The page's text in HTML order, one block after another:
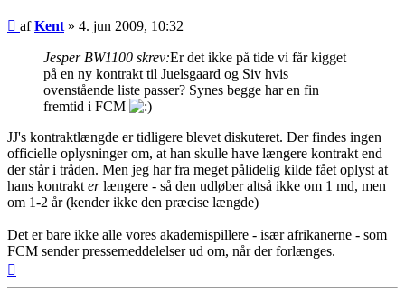
Indlæg
afKent » 4. jun 2009, 10:32
Jesper BW1100 skrev:Er det ikke på tide vi får kigget
på en ny kontrakt til Juelsgaard og Siv hvis
ovenstående liste passer? Synes begge har en fin
fremtid i FCM
JJ's kontraktlængde er tidligere blevet diskuteret. Der findes ingen
officielle oplysninger om, at han skulle have længere kontrakt end
der står i tråden. Men jeg har fra meget pålidelig kilde fået oplyst at
hans kontrakt erlængere - så den udløber altså ikke om 1 md, men
om 1-2 år (kender ikke den præcise længde)
Det er bare ikke alle vores akademispillere - især afrikanerne - som
FCM sender pressemeddelelser ud om, når der forlænges.